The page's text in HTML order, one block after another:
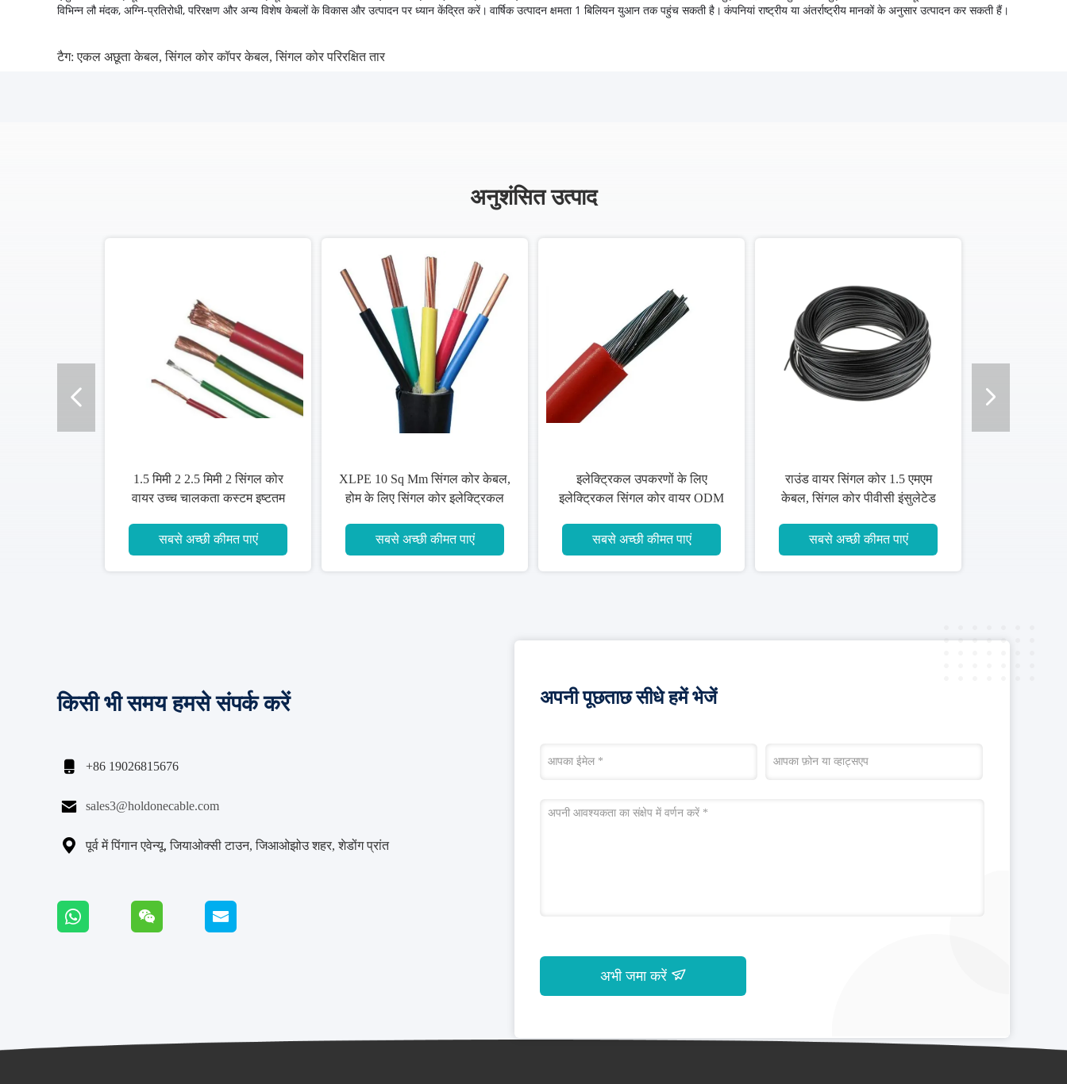
विभिन्न लौ मंदक, अग्नि-प्रतिरोधी, परिरक्षण और अन्य विशेष केबलों के विकास और उत्पादन पर ध्यान केंद्रित करें। वार्षिक उत्पादन क्षमता 1 बिलियन युआन तक पहुंच सकती है। कंपनियां राष्ट्रीय या अंतर्राष्ट्रीय मानकों के अनुसार उत्पादन कर सकती हैं।
टैग:एकल अछूता केबल, सिंगल कोर कॉपर केबल, सिंगल कोर परिरक्षित तार
अनुशंसित उत्पाद
राउंड वायर सिंगल कोर 1.5 एमएम
केबल, सिंगल कोर पीवीसी इंसुलेटेड
सबसे अच्छी कीमत पाएं
वाणिज्यिक लचीले एकल कोर तार उच्च
स्थायित्व उत्कृष्ट प्रदर्शन
सबसे अच्छी कीमत पाएं
मल्टी स्ट्रैंड सिंगल कोर वायर 2.5 मिमी
कॉपर बिल्डिंग वायर फ्लेम रेटार्डेंट
सबसे अच्छी कीमत पाएं
अंडरग्राउंड सिंगल कोर पीवीसी वायर
बेयर कॉपर कंडक्टर 300 / 500V
सबसे अच्छी कीमत पाएं
किसी भी समय हमसे संपर्क करें
 +86 19026815676
 sales3@holdonecable.com
 पूर्व में पिंगान एवेन्यू, जियाओक्सी टाउन, जिआओझोउ शहर, शेडोंग प्रांत
अपनी पूछताछ सीधे हमें भेजें
अभी जमा करें